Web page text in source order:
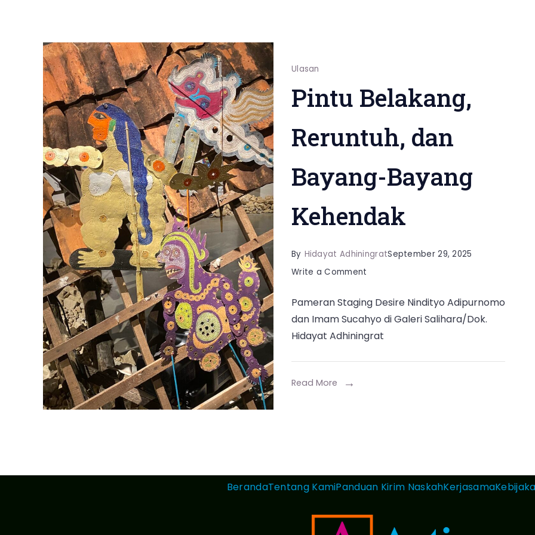
Ulasan
Pintu Belakang,
Reruntuh, dan
Bayang-Bayang
Kehendak
By Hidayat AdhiningratSeptember 29, 2025
Write a Comment
Belakang,
Reruntuh,
dan
Bayang-
Pameran Staging Desire Nindityo Adipurnomo
dan Imam Sucahyo di Galeri Salihara/Dok.
Hidayat Adhiningrat
Read More
BerandaTentang KamiPanduan Kirim NaskahKerjasama